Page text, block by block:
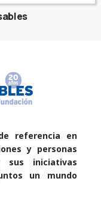
referencia en
y personas
iniciativas
un mundo